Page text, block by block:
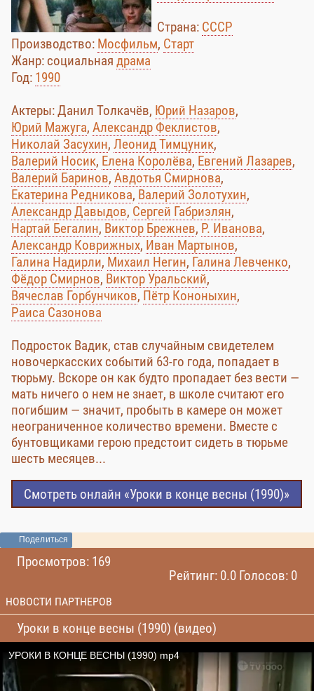
Страна: СССР
Производство: Мосфильм, Старт
Жанр: социальная драма
Год: 1990
Актеры: Данил Толкачёв, Юрий Назаров,
Юрий Мажуга, Александр Феклистов,
Николай Засухин, Леонид Тимцуник,
Валерий Носик, Елена Королёва, Евгений Лазарев,
Валерий Баринов, Авдотья Смирнова,
Екатерина Редникова, Валерий Золотухин,
Александр Давыдов, Сергей Габриэлян,
Нартай Бегалин, Виктор Брежнев, Р. Иванова,
Александр Коврижных, Иван Мартынов,
Галина Надирли, Михаил Негин, Галина Левченко,
Фёдор Смирнов, Виктор Уральский,
Вячеслав Горбунчиков, Пётр Кононыхин,
Раиса Сазонова
Подросток Вадик, став случайным свидетелем
новочеркасских событий 63-го года, попадает в
тюрьму. Вскоре он как будто пропадает без вести —
мать ничего о нем не знает, в школе считают его
погибшим — значит, пробыть в камере он может
неограниченное количество времени. Вместе с
бунтовщиками герою предстоит сидеть в тюрьме
шесть месяцев...
Смотреть онлайн «Уроки в конце весны (1990)»
Поделиться
Просмотров: 169
Рейтинг: 0.0 Голосов: 0
НОВОСТИ ПАРТНЕРОВ
Уроки в конце весны (1990) (видео)